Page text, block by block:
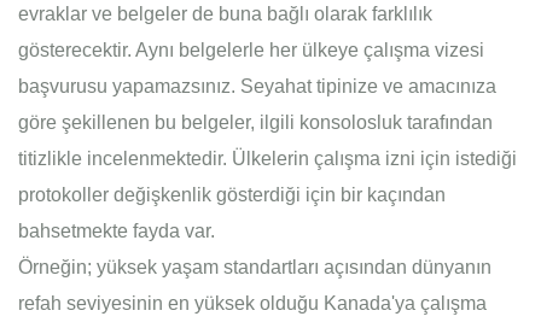
evraklar ve belgeler de buna bağlı olarak farklılık
gösterecektir. Aynı belgelerle her ülkeye çalışma vizesi
başvurusu yapamazsınız. Seyahat tipinize ve amacınıza
göre şekillenen bu belgeler, ilgili konsolosluk tarafından
titizlikle incelenmektedir. Ülkelerin çalışma izni için istediği
protokoller değişkenlik gösterdiği için bir kaçından
bahsetmekte fayda var.
Örneğin; yüksek yaşam standartları açısından dünyanın
refah seviyesinin en yüksek olduğu Kanada'ya çalışma